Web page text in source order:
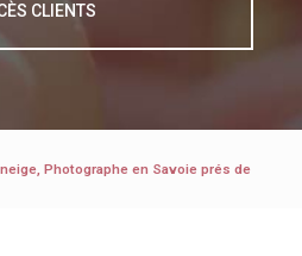
CLIENTS
Photographe en Savoie prés de